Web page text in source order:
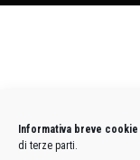
Informativa breve cookie
di terze parti.